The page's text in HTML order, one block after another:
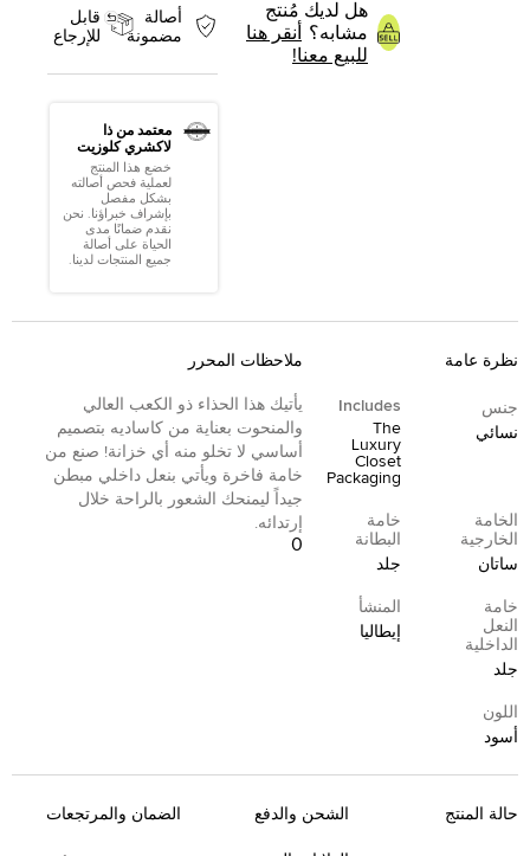
هل لديك مُنتج
مشابه؟
أنقر هنا
للبيع معنا!
أصالة
مضمونة
قابل
للإرجاع
معتمد من ذا
لاكشري كلوزيت
خضع هذا المنتج
لعملية فحص أصالته
بشكل مفصل
بإشراف خبراؤنا. نحن
نقدم ضمانًا مدى
الحياة على أصالة
جميع المنتجات لدينا.
نظرة عامة
جنس
نسائي
Includes
The
Luxury
Closet
Packaging
الخامة
الخارجية
ساتان
خامة
البطانة
جلد
خامة
النعل
الداخلية
جلد
المنشأ
إيطاليا
اللون
أسود
ملاحظات المحرر
يأتيك هذا الحذاء ذو الكعب العالي
والمنحوت بعناية من كاساديه بتصميم
أساسي لا تخلو منه أي خزانة! صنع من
خامة فاخرة ويأتي بنعل داخلي مبطن
جيداً ليمنحك الشعور بالراحة خلال
إرتدائه.
0
حالة المنتج الشحن والدفع الضمان والمرتجعات